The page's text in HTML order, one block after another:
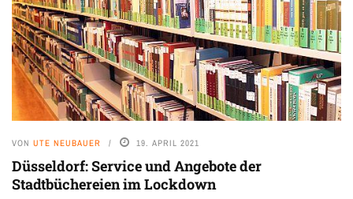
VON UTE NEUBAUER 19. APRIL 2021
Düsseldorf: Service und Angebote der
Stadtbüchereien im Lockdown